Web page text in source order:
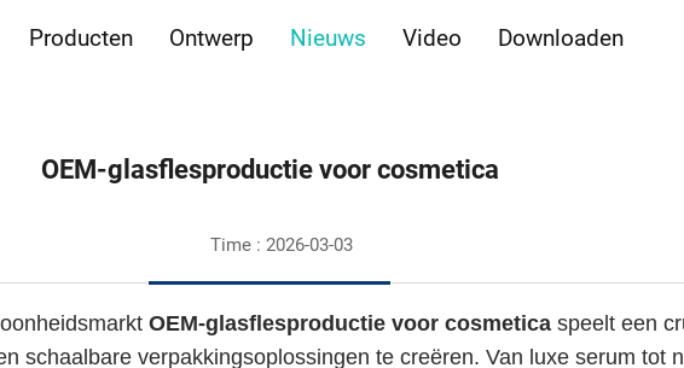
Producten Ontwerp Nieuws Video
Downloaden
OEM-glasflesproductie voor cosmetica
Time : 2026-03-03
OEM-glasflesproductie voor cosmetica speelt een
schaalbare verpakkingsoplossingen te creëren. Van luxe serum tot